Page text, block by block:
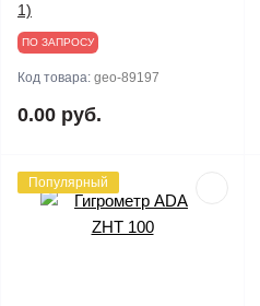
1)
ПО ЗАПРОСУ
Код товара: geo-89197
0.00 руб.
Популярный